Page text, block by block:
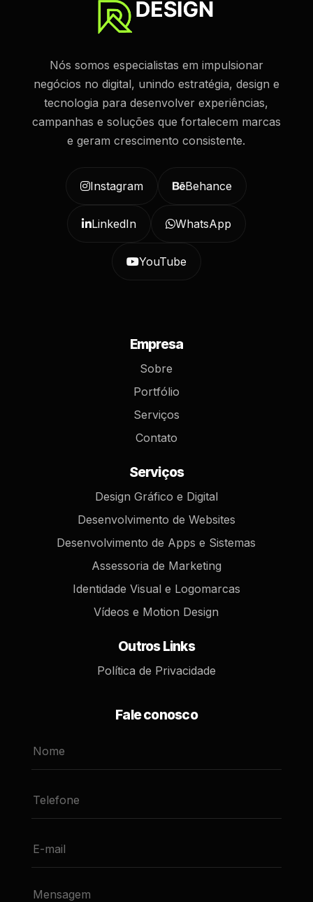
Nós somos especialistas em impulsionar
negócios no digital, unindo estratégia, design e
tecnologia para desenvolver experiências,
campanhas e soluções que fortalecem marcas
e geram crescimento consistente.
Instagram Behance
LinkedIn WhatsApp
YouTube
Empresa
Sobre
Portfólio
Serviços
Contato
Serviços
Design Gráfico e Digital
Desenvolvimento de Websites
Desenvolvimento de Apps e Sistemas
Assessoria de Marketing
Identidade Visual e Logomarcas
Vídeos e Motion Design
Outros Links
Política de Privacidade
Fale conosco